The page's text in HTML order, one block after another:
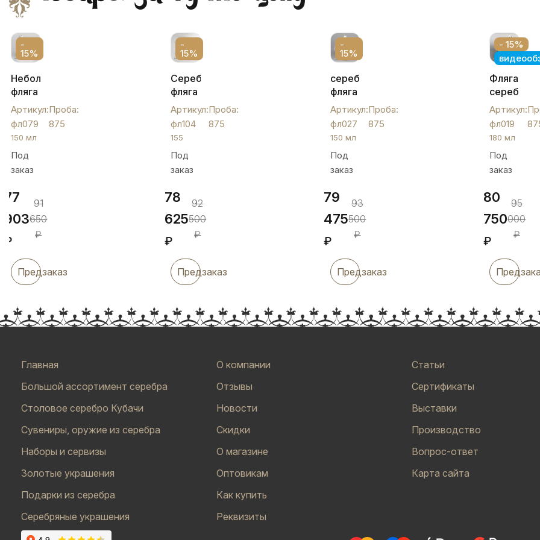
-
15%
Небольшая
фляга
из
серебра,
150
мл,
фл079
Артикул:
фл079
Проба:
875
150 мл
Под
заказ
77
903
₽
91
650
₽
Предзаказ
-
15%
Серебряная
фляга
с
черненым
орнаметом,
фл104
Артикул:
фл104
Проба:
875
155
Под
заказ
78
625
₽
92
500
₽
Предзаказ
-
15%
серебряная
фляга
«Круглый
ромб»,
фл027
Артикул:
фл027
Проба:
875
150 мл
Под
заказ
79
475
₽
93
500
₽
Предзаказ
- 15%
Фляга
"Глянец",
фл019
Артикул:
фл019
180 мл
Под
заказ
80
750
₽
95
000
₽
Главная
Большой ассортимент серебра
Столовое серебро Кубачи
Сувениры, оружие из серебра
Наборы и сервизы
Золотые украшения
Подарки из серебра
Серебряные украшения
О компании
Отзывы
Новости
Скидки
О магазине
Оптовикам
Как купить
Реквизиты
Статьи
Сертификаты
Выставки
Производство
Вопрос-ответ
Карта сайта